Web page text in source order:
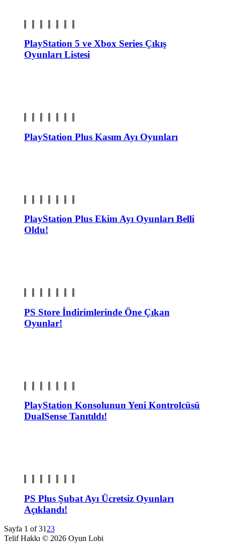
PlayStation 5 ve Xbox Series Çıkış
Oyunları Listesi
PlayStation Plus Kasım Ayı Oyunları
PlayStation Plus Ekim Ayı Oyunları Belli
Oldu!
PS Store İndirimlerinde Öne Çıkan
Oyunlar!
PlayStation Konsolunun Yeni Kontrolcüsü
DualSense Tanıtıldı!
PS Plus Şubat Ayı Ücretsiz Oyunları
Açıklandı!
Sayfa 1 of 31 23
Telif Hakkı © 2026 Oyun Lobi